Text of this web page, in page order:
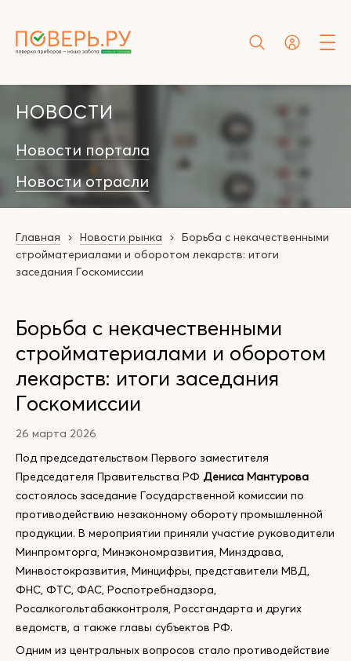
НОВОСТИ
Новости портала
Новости отрасли
Главная Новости рынка
Борьба с некачественными
стройматериалами и оборотом лекарств: итоги
заседания Госкомиссии
Борьба с некачественными
стройматериалами и оборотом
лекарств: итоги заседания
Госкомиссии
26 марта 2026
Под председательством Первого заместителя
Председателя Правительства РФ Дениса Мантурова
состоялось заседание Государственной комиссии по
противодействию незаконному обороту промышленной
продукции. В мероприятии приняли участие руководители
Минпромторга, Минэкономразвития, Минздрава,
Минвостокразвития, Минцифры, представители МВД,
ФНС, ФТС, ФАС, Роспотребнадзора,
Росалкогольтабакконтроля, Росстандарта и других
ведомств, а также главы субъектов РФ.
Одним из центральных вопросов стало противодействие